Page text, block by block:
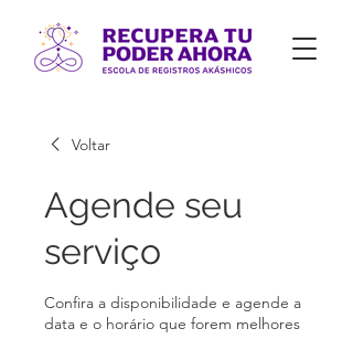
Voltar
Agende seu
serviço
Confira a disponibilidade e agende a
data e o horário que forem melhores